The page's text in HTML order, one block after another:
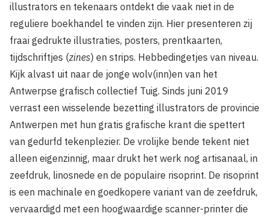
illustrators en tekenaars ontdekt die vaak niet in de
reguliere boekhandel te vinden zijn. Hier presenteren zij
fraai gedrukte illustraties, posters, prentkaarten,
tijdschriftjes (zines) en strips. Hebbedingetjes van niveau.
Kijk alvast uit naar de jonge wolv(inn)en van het
Antwerpse grafisch collectief Tuig. Sinds juni 2019
verrast een wisselende bezetting illustrators de provincie
Antwerpen met hun gratis grafische krant die spettert
van gedurfd tekenplezier. De vrolijke bende tekent niet
alleen eigenzinnig, maar drukt het werk nog artisanaal, in
zeefdruk, linosnede en de populaire risoprint. De risoprint
is een machinale en goedkopere variant van de zeefdruk,
vervaardigd met een hoogwaardige scanner-printer die